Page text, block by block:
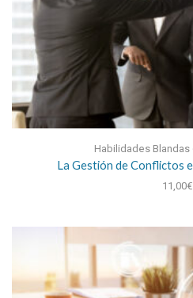
Habilidades Blandas
La Gestión de Conflictos
11,00€